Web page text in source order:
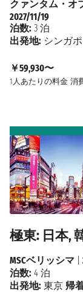
￥59,930〜
1人あたりの料金 消
クァンタム・オ
2027/11/19
泊数: 3 泊
出発地: シンガ
極東: 日本,
MSCベリッシマ
泊数: 4 泊
出発地: 東京 帰